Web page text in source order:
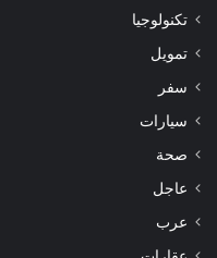
تكنولوجيا
تمويل
سفر
سيارات
صحة
عاجل
عرب